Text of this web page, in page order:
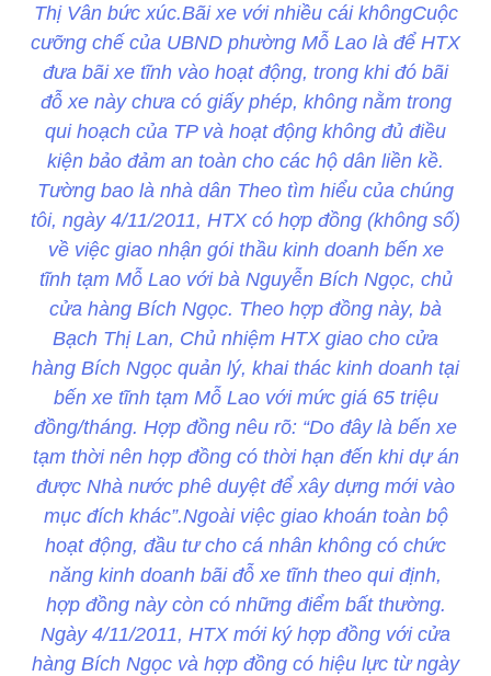
Thị Vân bức xúc.Bãi xe với nhiều cái khôngCuộc
cưỡng chế của UBND phường Mỗ Lao là để HTX
đưa bãi xe tĩnh vào hoạt động, trong khi đó bãi
đỗ xe này chưa có giấy phép, không nằm trong
qui hoạch của TP và hoạt động không đủ điều
kiện bảo đảm an toàn cho các hộ dân liền kề.
Tường bao là nhà dân Theo tìm hiểu của chúng
tôi, ngày 4/11/2011, HTX có hợp đồng (không số)
về việc giao nhận gói thầu kinh doanh bến xe
tĩnh tạm Mỗ Lao với bà Nguyễn Bích Ngọc, chủ
cửa hàng Bích Ngọc. Theo hợp đồng này, bà
Bạch Thị Lan, Chủ nhiệm HTX giao cho cửa
hàng Bích Ngọc quản lý, khai thác kinh doanh tại
bến xe tĩnh tạm Mỗ Lao với mức giá 65 triệu
đồng/tháng. Hợp đồng nêu rõ: “Do đây là bến xe
tạm thời nên hợp đồng có thời hạn đến khi dự án
được Nhà nước phê duyệt để xây dựng mới vào
mục đích khác”.Ngoài việc giao khoán toàn bộ
hoạt động, đầu tư cho cá nhân không có chức
năng kinh doanh bãi đỗ xe tĩnh theo qui định,
hợp đồng này còn có những điểm bất thường.
Ngày 4/11/2011, HTX mới ký hợp đồng với cửa
hàng Bích Ngọc và hợp đồng có hiệu lực từ ngày